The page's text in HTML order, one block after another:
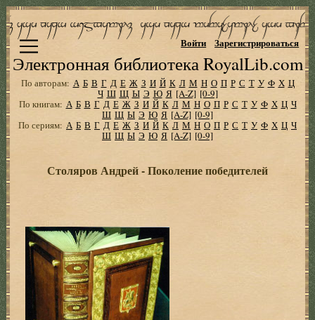
Электронная библиотека RoyalLib.com
Войти Зарегистрироваться
По авторам: А Б В Г Д Е Ж З И Й К Л М Н О П Р С Т У Ф Х Ц
Ч Ш Щ Ы Э Ю Я [A-Z] [0-9]
По книгам: А Б В Г Д Е Ж З И Й К Л М Н О П Р С Т У Ф Х Ц Ч
Ш Щ Ы Э Ю Я [A-Z] [0-9]
По сериям: А Б В Г Д Е Ж З И Й К Л М Н О П Р С Т У Ф Х Ц Ч
Ш Щ Ы Э Ю Я [A-Z] [0-9]
Столяров Андрей - Поколение победителей